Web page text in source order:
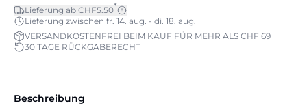
Lieferung ab CHF5.50*
Lieferung zwischen fr. 14. aug. - di. 18. aug.
VERSANDKOSTENFREI BEIM KAUF FÜR MEHR ALS CHF 69
30 TAGE RÜCKGABERECHT
Beschreibung